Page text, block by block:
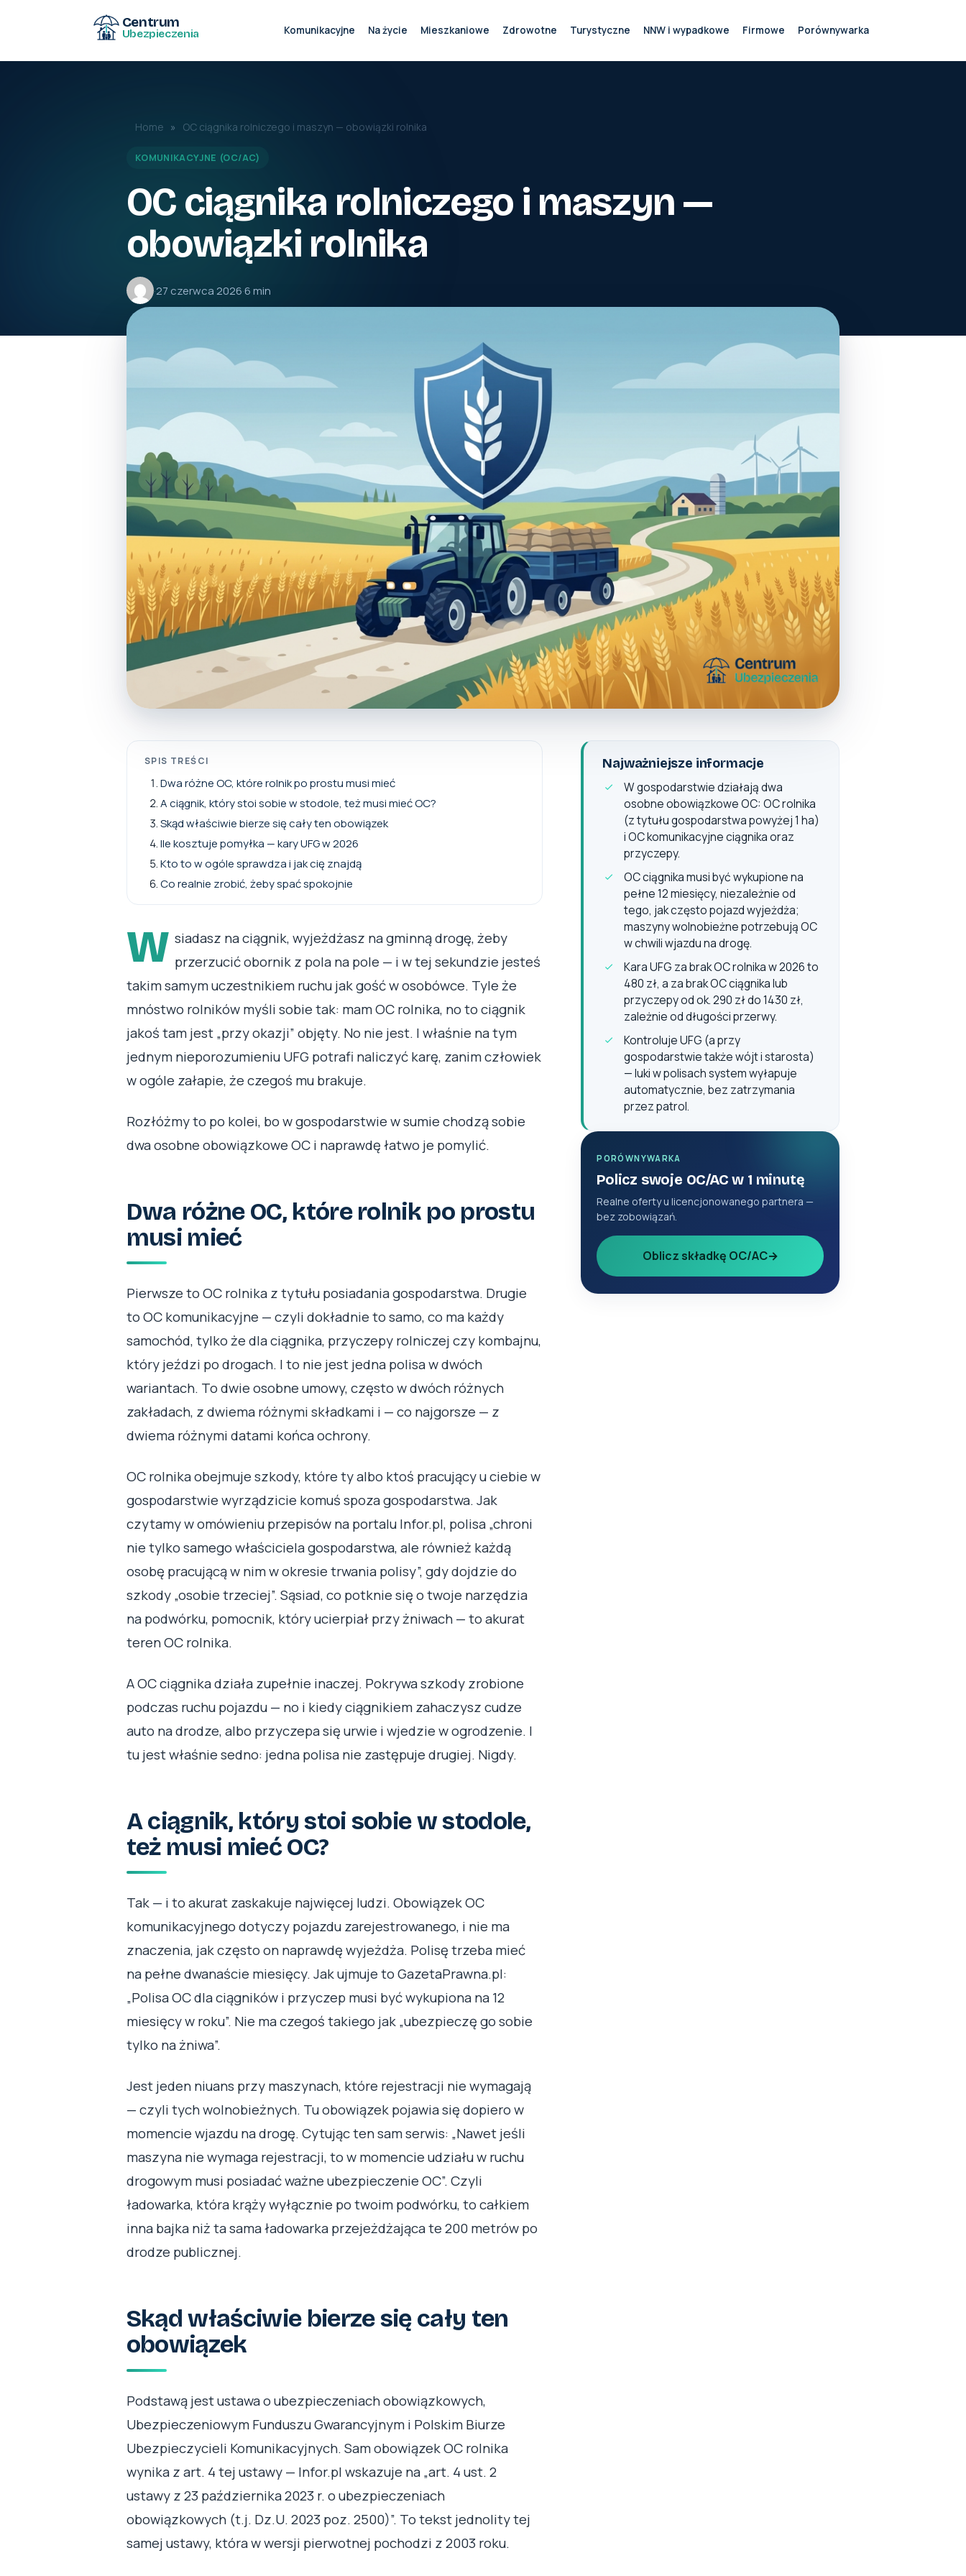
Centrum
Ubezpieczenia Komunikacyjne Na życie Mieszkaniowe Zdrowotne Turystyczne NNW i wypadkowe Firmowe Porównywarka
Home » OC ciągnika rolniczego i maszyn — obowiązki rolnika
KOMUNIKACYJNE (OC/AC)
OC ciągnika rolniczego i maszyn —
obowiązki rolnika
·27 czerwca 2026·6 min
SPIS TREŚCI
Dwa różne OC, które rolnik po prostu musi mieć
A ciągnik, który stoi sobie w stodole, też musi mieć OC?
Skąd właściwie bierze się cały ten obowiązek
Ile kosztuje pomyłka — kary UFG w 2026
Kto to w ogóle sprawdza i jak cię znajdą
Co realnie zrobić, żeby spać spokojnie
W siadasz na ciągnik, wyjeżdżasz na gminną drogę, żeby
przerzucić obornik z pola na pole — i w tej sekundzie jesteś
takim samym uczestnikiem ruchu jak gość w osobówce. Tyle że
mnóstwo rolników myśli sobie tak: mam OC rolnika, no to ciągnik
jakoś tam jest „przy okazji” objęty. No nie jest. I właśnie na tym
jednym nieporozumieniu UFG potrafi naliczyć karę, zanim człowiek
w ogóle załapie, że czegoś mu brakuje.
Rozłóżmy to po kolei, bo w gospodarstwie w sumie chodzą sobie
dwa osobne obowiązkowe OC i naprawdę łatwo je pomylić.
Dwa różne OC, które rolnik po prostu
musi mieć
Pierwsze to OC rolnika z tytułu posiadania gospodarstwa. Drugie
to OC komunikacyjne — czyli dokładnie to samo, co ma każdy
samochód, tylko że dla ciągnika, przyczepy rolniczej czy kombajnu,
który jeździ po drogach. I to nie jest jedna polisa w dwóch
wariantach. To dwie osobne umowy, często w dwóch różnych
zakładach, z dwiema różnymi składkami i — co najgorsze — z
dwiema różnymi datami końca ochrony.
OC rolnika obejmuje szkody, które ty albo ktoś pracujący u ciebie w
gospodarstwie wyrządzicie komuś spoza gospodarstwa. Jak
czytamy w omówieniu przepisów na portalu Infor.pl, polisa „chroni
nie tylko samego właściciela gospodarstwa, ale również każdą
osobę pracującą w nim w okresie trwania polisy”, gdy dojdzie do
szkody „osobie trzeciej”. Sąsiad, co potknie się o twoje narzędzia
na podwórku, pomocnik, który ucierpiał przy żniwach — to akurat
teren OC rolnika.
A OC ciągnika działa zupełnie inaczej. Pokrywa szkody zrobione
podczas ruchu pojazdu — no i kiedy ciągnikiem zahaczysz cudze
auto na drodze, albo przyczepa się urwie i wjedzie w ogrodzenie. I
tu jest właśnie sedno: jedna polisa nie zastępuje drugiej. Nigdy.
A ciągnik, który stoi sobie w stodole,
też musi mieć OC?
Tak — i to akurat zaskakuje najwięcej ludzi. Obowiązek OC
komunikacyjnego dotyczy pojazdu zarejestrowanego, i nie ma
znaczenia, jak często on naprawdę wyjeżdża. Polisę trzeba mieć
na pełne dwanaście miesięcy. Jak ujmuje to GazetaPrawna.pl:
„Polisa OC dla ciągników i przyczep musi być wykupiona na 12
miesięcy w roku”. Nie ma czegoś takiego jak „ubezpieczę go sobie
tylko na żniwa”.
Jest jeden niuans przy maszynach, które rejestracji nie wymagają
— czyli tych wolnobieżnych. Tu obowiązek pojawia się dopiero w
momencie wjazdu na drogę. Cytując ten sam serwis: „Nawet jeśli
maszyna nie wymaga rejestracji, to w momencie udziału w ruchu
drogowym musi posiadać ważne ubezpieczenie OC”. Czyli
ładowarka, która krąży wyłącznie po twoim podwórku, to całkiem
inna bajka niż ta sama ładowarka przejeżdżająca te 200 metrów po
drodze publicznej.
Skąd właściwie bierze się cały ten
obowiązek
Podstawą jest ustawa o ubezpieczeniach obowiązkowych,
Ubezpieczeniowym Funduszu Gwarancyjnym i Polskim Biurze
Ubezpieczycieli Komunikacyjnych. Sam obowiązek OC rolnika
wynika z art. 4 tej ustawy — Infor.pl wskazuje na „art. 4 ust. 2
ustawy z 23 października 2023 r. o ubezpieczeniach
obowiązkowych (t.j. Dz.U. 2023 poz. 2500)”. To tekst jednolity tej
samej ustawy, która w wersji pierwotnej pochodzi z 2003 roku.
Najważniejsze informacje
W gospodarstwie działają dwa
osobne obowiązkowe OC: OC rolnika
(z tytułu gospodarstwa powyżej 1 ha)
i OC komunikacyjne ciągnika oraz
przyczepy.
OC ciągnika musi być wykupione na
pełne 12 miesięcy, niezależnie od
tego, jak często pojazd wyjeżdża;
maszyny wolnobieżne potrzebują OC
w chwili wjazdu na drogę.
Kara UFG za brak OC rolnika w 2026 to
480 zł, a za brak OC ciągnika lub
przyczepy od ok. 290 zł do 1430 zł,
zależnie od długości przerwy.
Kontroluje UFG (a przy
gospodarstwie także wójt i starosta)
— luki w polisach system wyłapuje
automatycznie, bez zatrzymania
przez patrol.
PORÓWNYWARKA
Policz swoje OC/AC w 1 minutę
Realne oferty u licencjonowanego partnera —
bez zobowiązań.
Oblicz składkę OC/AC→